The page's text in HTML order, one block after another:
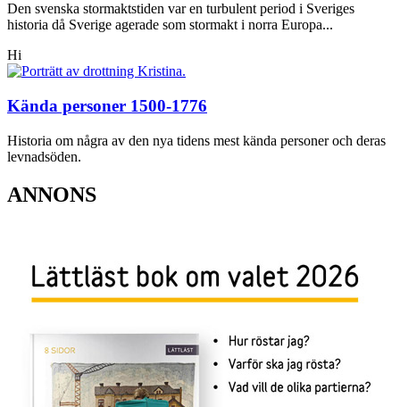
Den svenska stormaktstiden var en turbulent period i Sveriges
historia då Sverige agerade som stormakt i norra Europa...
Hi
Kända personer 1500-1776
Historia om några av den nya tidens mest kända personer och deras
levnadsöden.
ANNONS